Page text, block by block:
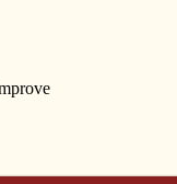
dijo.
interesada en
discusión sobre la
con la comunidad
y crear un plan
la Elección en la